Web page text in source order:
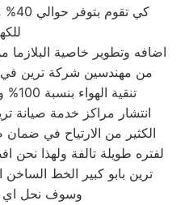
كي
اضافه وتطوير خاصية البلازما
من مهندسين شركة ترين في
تنقية الهواء بنسبة 100% وازلة جميع الروائح الكريهه
انتشار مراكز خدمة صيانة
الكثير من الارتياح في ضمان
لفتره طويلة تالفة ولهذا نحن
وسوف نحل اي